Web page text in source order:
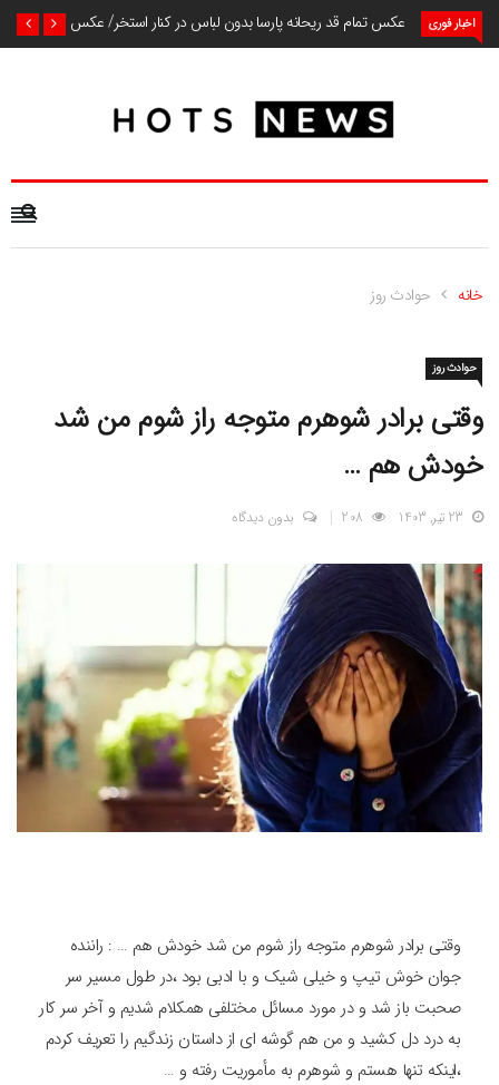
اخبار فوری عکس تمام قد ریحانه پارسا بدون لباس در کنار استخر/ عکس
خانه حوادث روز
حوادث روز
وقتی برادر شوهرم متوجه راز شوم من شد
خودش هم …
23 تیر, 1403 بدون دیدگاه
وقتی برادر شوهرم متوجه راز شوم من شد خودش هم … : راننده
جوان خوش تیپ و خیلی شیک و با ادبی بود ،در طول مسیر سر
صحبت باز شد و در مورد مسائل مختلفی همکلام شدیم و آخر سر کار
به درد دل کشید و من هم گوشه ای از داستان زندگیم را تعریف کردم
،اینکه تنها هستم و شوهرم به مأموریت رفته و …